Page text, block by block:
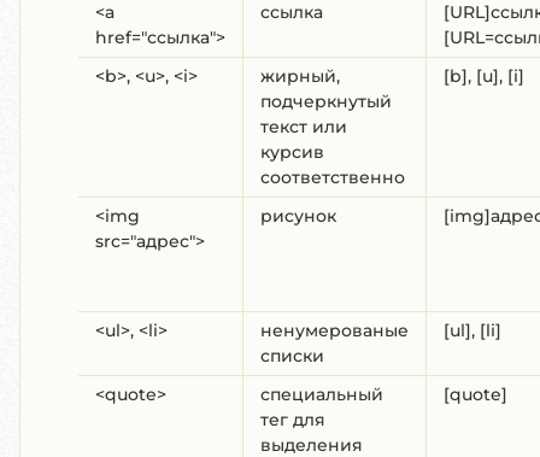
<a
href="ссылка">
ссылка
<b>, <u>, <i>
жирный,
подчеркнутый
текст или
курсив
соответственно
[b], [u], [i]
<img
src="адрес">
рисунок
<ul>, <li>
ненумерованые
списки
[ul], [li]
<quote>
специальный
тег для
выделения
[quote]